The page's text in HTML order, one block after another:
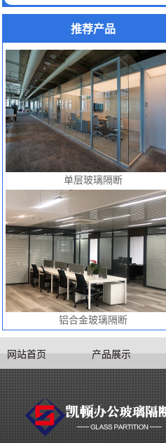
推荐产品
单层玻璃隔断
铝合金玻璃隔断
网站首页 产品展示